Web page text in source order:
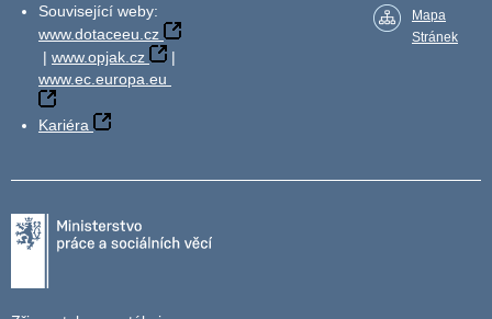
Související weby:
www.dotaceeu.cz
| www.opjak.cz
|
www.ec.europa.eu
Kariéra
Mapa
Stránek